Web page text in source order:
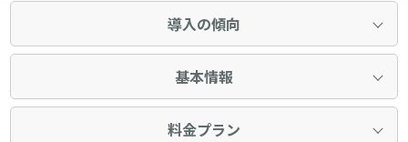
導入の傾向
基本情報
料金プラン